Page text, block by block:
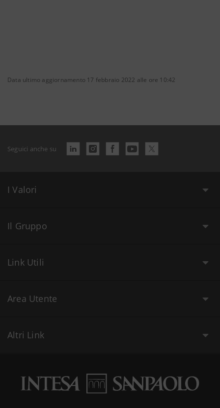
Data ultimo aggiornamento 17 febbraio 2022 alle ore 10:42
Seguici anche su
I Valori
Il Gruppo
Link Utili
Area Utente
Altri Link